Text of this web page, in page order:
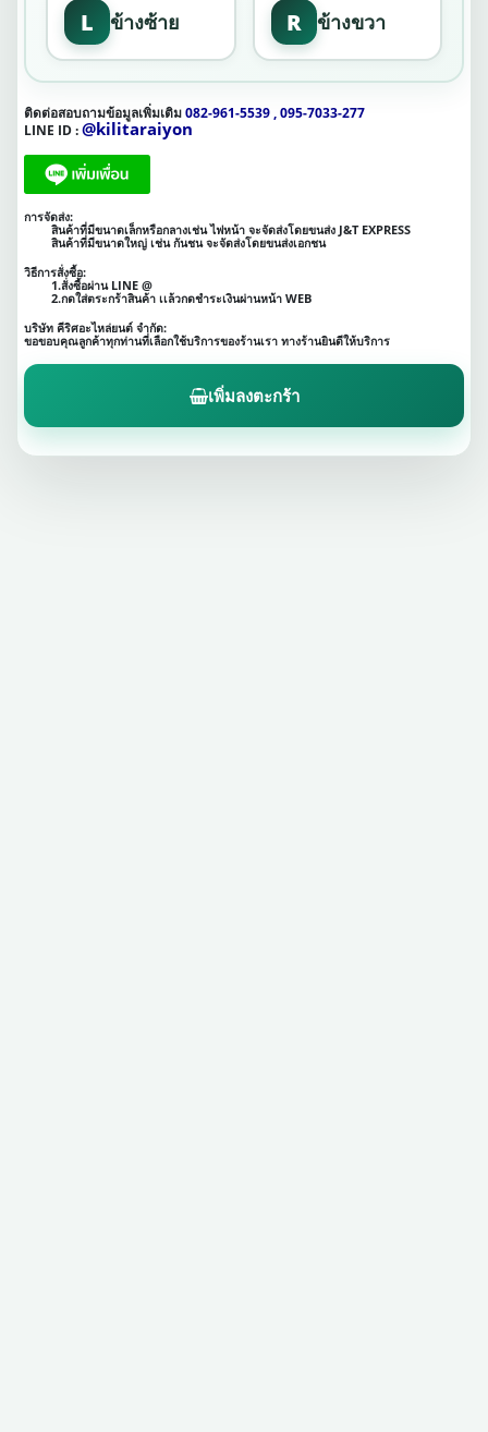
L ข้างซ้าย R ข้างขวา
ติดต่อสอบถามข้อมูลเพิ่มเติม082-961-5539 , 095-7033-277
LINE ID :@kilitaraiyon
การจัดส่ง:
สินค้าที่มีขนาดเล็กหรือกลางเช่น ไฟหน้า จะจัดส่งโดยขนส่ง J&T EXPRESS
สินค้าที่มีขนาดใหญ่ เช่น กันชน จะจัดส่งโดยขนส่งเอกชน
วิธีการสั่งซื้อ:
1.สั่งซื้อผ่าน LINE @
2.กดใส่ตระกร้าสินค้า เเล้วกดชำระเงินผ่านหน้า WEB
บริษัท คีริศอะไหล่ยนต์ จำกัด:
ขอขอบคุณลูกค้าทุกท่านที่เลือกใช้บริการของร้านเรา ทางร้านยินดีให้บริการ
เพิ่มลงตะกร้า